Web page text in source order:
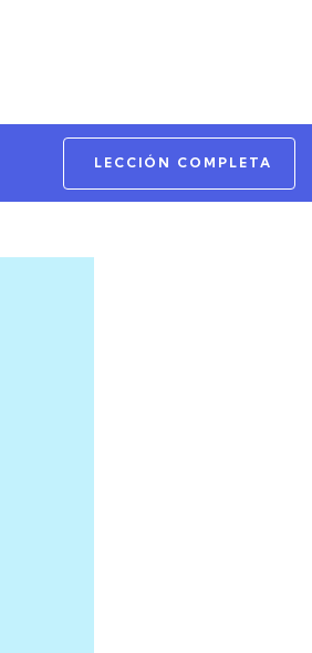
LECCIÓN COMPLETA